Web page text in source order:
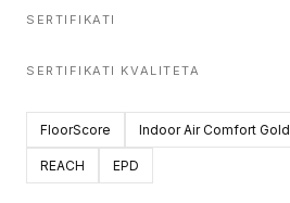
SERTIFIKATI
SERTIFIKATI KVALITETA
FloorScore Indoor Air Comfort Gold
REACH EPD